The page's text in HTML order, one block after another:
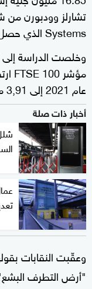
Systems الذي حصل على 10,69 مليون جنيه إسترليني.
وخلصت الدراسة
عام 2021 إلى 3,91 مليون جنيه إسترليني في عام 2022.
أخبار ذات صلة
وعقّبت النقابات
"أرض التطرف